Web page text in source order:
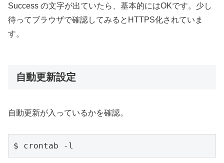
Success の文字が出ていたら、基本的にはOKです。少し
待ってブラウザで確認してみるとHTTPS化されていま
す。
自動更新設定
自動更新が入っているかを確認。
$ crontab -l